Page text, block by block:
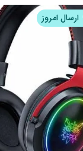
ارسال امروز